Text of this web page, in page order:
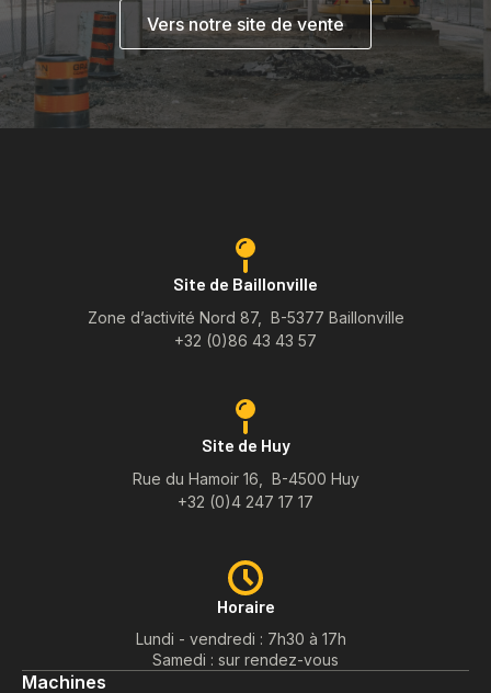
Vers notre site de vente
Site de Baillonville
Zone d’activité Nord 87, B-5377 Baillonville
+32 (0)86 43 43 57
Site de Huy
Rue du Hamoir 16, B-4500 Huy
+32 (0)4 247 17 17
Horaire
Lundi - vendredi : 7h30 à 17h
Samedi : sur rendez-vous
Machines